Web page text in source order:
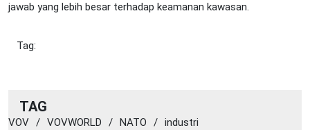
jawab yang lebih besar terhadap keamanan kawasan.
Tag:
TAG
VOV / VOVWORLD / NATO / industri